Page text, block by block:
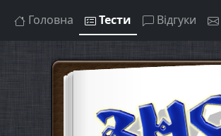
Головна Тести Відгуки